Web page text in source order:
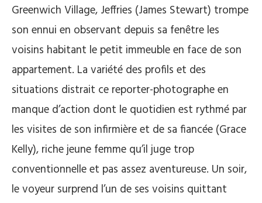
Greenwich Village, Jeffries (James Stewart) trompe
son ennui en observant depuis sa fenêtre les
voisins habitant le petit immeuble en face de son
appartement. La variété des profils et des
situations distrait ce reporter-photographe en
manque d’action dont le quotidien est rythmé par
les visites de son infirmière et de sa fiancée (Grace
Kelly), riche jeune femme qu’il juge trop
conventionnelle et pas assez aventureuse. Un soir,
le voyeur surprend l’un de ses voisins quittant